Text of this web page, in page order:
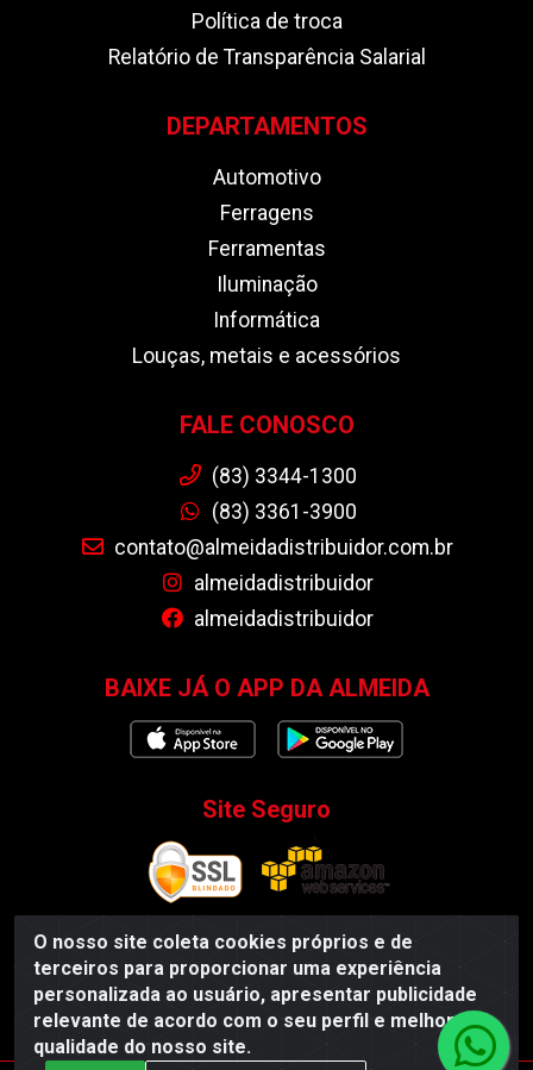
O nosso site coleta cookies próprios e de
terceiros para proporcionar uma experiência
personalizada ao usuário, apresentar publicidade
relevante de acordo com o seu perfil e melhorar a
qualidade do nosso site.
Política de troca
Relatório de Transparência Salarial
DEPARTAMENTOS
Automotivo
Ferragens
Ferramentas
Iluminação
Informática
Louças, metais e acessórios
FALE CONOSCO
(83) 3344-1300
(83) 3361-3900
contato@almeidadistribuidor.com.br
almeidadistribuidor
almeidadistribuidor
BAIXE JÁ O APP DA ALMEIDA
Site Seguro
Almeida Distribuidor - Rodovia BR 104, S/N, Centro -
Esperança/PB - CEP 58135-000 - CNPJ 35.419.548/0001-55